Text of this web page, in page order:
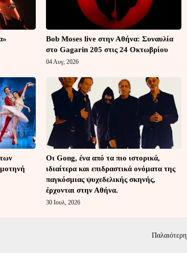
Bob Moses live στην Αθήνα: Συναυλία
στο Gagarin 205 στις 24 Οκτωβρίου
04 Αυγ, 2026
Οι Gong, ένα από τα πιο ιστορικά,
ιδιαίτερα και επιδραστικά ονόματα της
παγκόσμιας ψυχεδελικής σκηνής,
έρχονται στην Αθήνα.
30 Ιουλ, 2026
Παλαιότερη